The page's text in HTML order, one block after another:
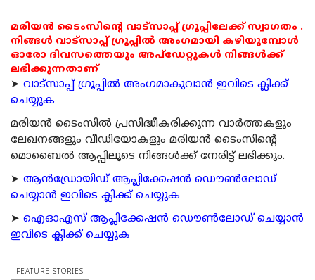
മരിയൻ ടൈംസിന്റെ വാട്സാപ്പ് ഗ്രൂപ്പിലേക്ക് സ്വാഗതം .
നിങ്ങൾ വാട്സാപ്പ് ഗ്രൂപ്പിൽ അംഗമായി കഴിയുമ്പോൾ
ഓരോ ദിവസത്തെയും അപ്ഡേറ്റുകൾ നിങ്ങൾക്ക്
ലഭിക്കുന്നതാണ്
➤ വാട്സാപ്പ് ഗ്രൂപ്പിൽ അംഗമാകുവാൻ ഇവിടെ ക്ലിക്ക്
ചെയ്യുക
മരിയന്‍ ടൈംസില്‍ പ്രസിദ്ധീകരിക്കുന്ന വാര്‍ത്തകളും
ലേഖനങ്ങളും വീഡിയോകളും മരിയന്‍ ടൈംസിന്റെ
മൊബൈല്‍ ആപ്പിലൂടെ നിങ്ങള്‍ക്ക് നേരിട്ട് ലഭിക്കും.
➤ ആന്‍ഡ്രോയിഡ് ആപ്ലിക്കേഷന്‍ ഡൌണ്‍ലോഡ്
ചെയ്യാന്‍ ഇവിടെ ക്ലിക്ക് ചെയ്യുക
➤ ഐഓഎസ് ആപ്ലിക്കേഷന്‍ ഡൌണ്‍ലോഡ് ചെയ്യാന്‍
ഇവിടെ ക്ലിക്ക് ചെയ്യുക
FEATURE STORIES